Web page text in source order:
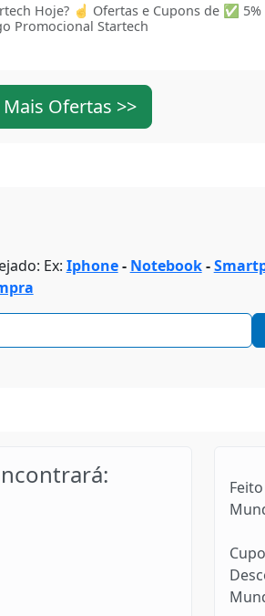
Hoje? ☝ Ofertas e Cupons de ✅ 5%
Promocional Startech
Ofertas >>
Ex: Iphone- Notebook-